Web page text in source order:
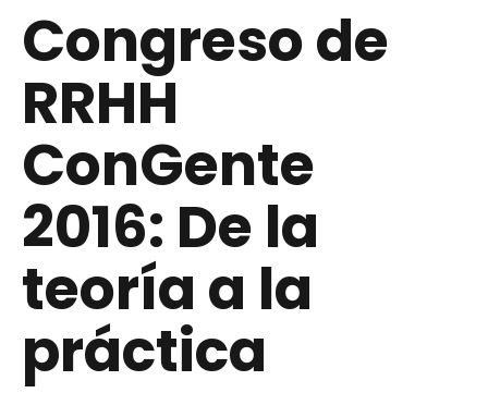
Congreso de
RRHH
ConGente
2016: De la
teoría a la
práctica